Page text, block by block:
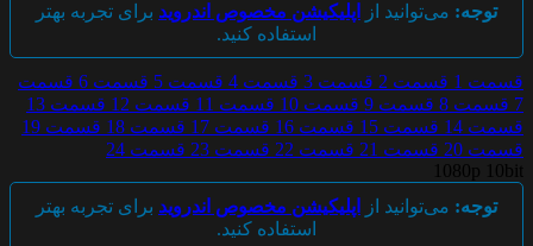
توجه: می‌توانید از اپلیکیشن مخصوص اندروید برای تجربه بهتر
استفاده کنید.
قسمت 1 قسمت 2 قسمت 3 قسمت 4 قسمت 5 قسمت 6
قسمت
7 قسمت 8 قسمت 9 قسمت 10 قسمت 11 قسمت 12
قسمت 13
قسمت 14
قسمت 15 قسمت 16 قسمت 17 قسمت 18
قسمت 19
قسمت 20
قسمت 21 قسمت 22 قسمت 23
قسمت 24
1080p 10bit
توجه: می‌توانید از اپلیکیشن مخصوص اندروید برای تجربه بهتر
استفاده کنید.